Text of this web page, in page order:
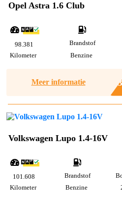
Opel Astra 1.6 Club
98.381
Kilometer
Brandstof
Benzine
Meer informatie €
Volkswagen Lupo 1.4-16V
101.608
Kilometer
Brandstof
Benzine